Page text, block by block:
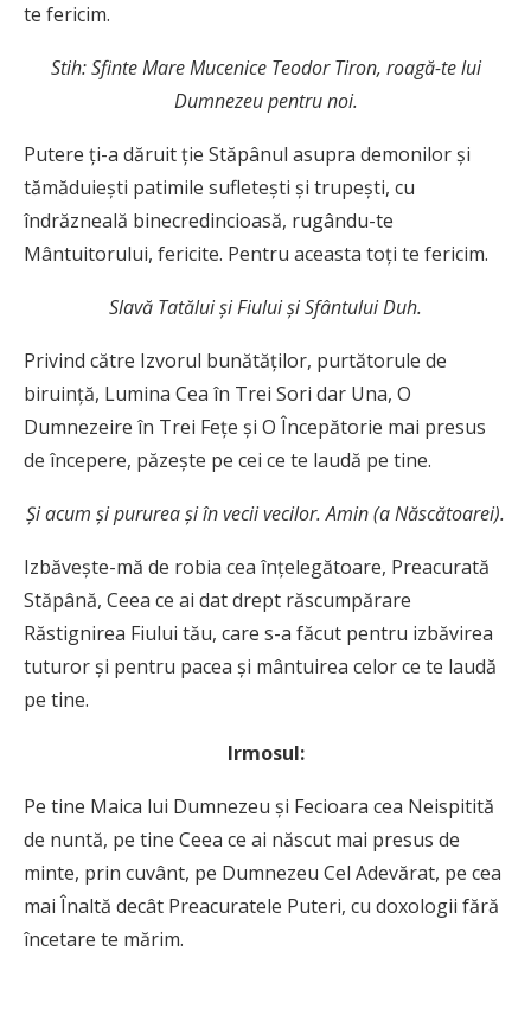
te fericim.
Stih: Sfinte Mare Mucenice Teodor Tiron, roagă-te lui
Dumnezeu pentru noi.
Putere ţi-a dăruit ţie Stăpânul asupra demonilor şi
tămăduieşti patimile sufleteşti şi trupeşti, cu
îndrăzneală binecredincioasă, rugându-te
Mântuitorului, fericite. Pentru aceasta toţi te fericim.
Slavă Tatălui şi Fiului şi Sfântului Duh.
Privind către Izvorul bunătăţilor, purtătorule de
biruinţă, Lumina Cea în Trei Sori dar Una, O
Dumnezeire în Trei Feţe şi O Începătorie mai presus
de începere, păzeşte pe cei ce te laudă pe tine.
Şi acum şi pururea şi în vecii vecilor. Amin (a Născătoarei).
Izbăveşte-mă de robia cea înţelegătoare, Preacurată
Stăpână, Ceea ce ai dat drept răscumpărare
Răstignirea Fiului tău, care s-a făcut pentru izbăvirea
tuturor şi pentru pacea şi mântuirea celor ce te laudă
pe tine.
Irmosul:
Pe tine Maica lui Dumnezeu şi Fecioara cea Neispitită
de nuntă, pe tine Ceea ce ai născut mai presus de
minte, prin cuvânt, pe Dumnezeu Cel Adevărat, pe cea
mai Înaltă decât Preacuratele Puteri, cu doxologii fără
încetare te mărim.